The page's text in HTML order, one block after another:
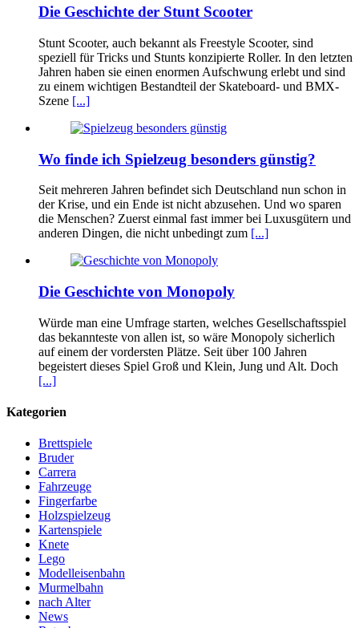
Die Geschichte der Stunt Scooter
Stunt Scooter, auch bekannt als Freestyle Scooter, sind
speziell für Tricks und Stunts konzipierte Roller. In den letzten
Jahren haben sie einen enormen Aufschwung erlebt und sind
zu einem wichtigen Bestandteil der Skateboard- und BMX-
Szene [...]
Wo finde ich Spielzeug besonders günstig?
Seit mehreren Jahren befindet sich Deutschland nun schon in
der Krise, und ein Ende ist nicht abzusehen. Und wo sparen
die Menschen? Zuerst einmal fast immer bei Luxusgütern und
anderen Dingen, die nicht unbedingt zum [...]
Die Geschichte von Monopoly
Würde man eine Umfrage starten, welches Gesellschaftsspiel
das bekannteste von allen ist, so wäre Monopoly sicherlich
auf einem der vordersten Plätze. Seit über 100 Jahren
begeistert dieses Spiel Groß und Klein, Jung und Alt. Doch
[...]
Kategorien
Brettspiele
Bruder
Carrera
Fahrzeuge
Fingerfarbe
Holzspielzeug
Kartenspiele
Knete
Lego
Modelleisenbahn
Murmelbahn
nach Alter
News